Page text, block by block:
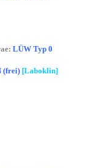
LÜW Typ 0
(frei) [Laboklin]